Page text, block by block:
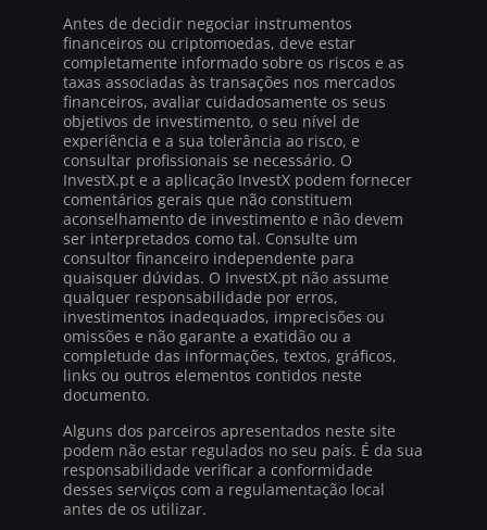
Antes de decidir negociar instrumentos
financeiros ou criptomoedas, deve estar
completamente informado sobre os riscos e as
taxas associadas às transações nos mercados
financeiros, avaliar cuidadosamente os seus
objetivos de investimento, o seu nível de
experiência e a sua tolerância ao risco, e
consultar profissionais se necessário. O
InvestX.pt e a aplicação InvestX podem fornecer
comentários gerais que não constituem
aconselhamento de investimento e não devem
ser interpretados como tal. Consulte um
consultor financeiro independente para
quaisquer dúvidas. O InvestX.pt não assume
qualquer responsabilidade por erros,
investimentos inadequados, imprecisões ou
omissões e não garante a exatidão ou a
completude das informações, textos, gráficos,
links ou outros elementos contidos neste
documento.
Alguns dos parceiros apresentados neste site
podem não estar regulados no seu país. É da sua
responsabilidade verificar a conformidade
desses serviços com a regulamentação local
antes de os utilizar.